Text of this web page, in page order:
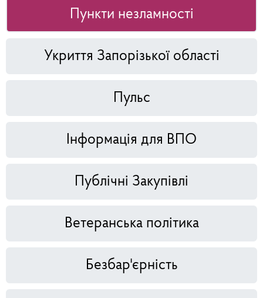
Пункти незламності
Укриття Запорізької області
Пульс
Інформація для ВПО
Публічні Закупівлі
Ветеранська політика
Безбар'єрність